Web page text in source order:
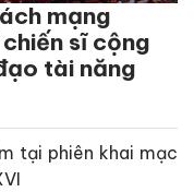
mạng
sĩ cộng
tài năng
tại phiên khai mạc